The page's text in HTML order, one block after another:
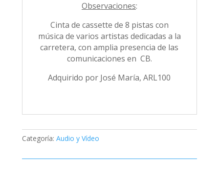
Observaciones:
Cinta de cassette de 8 pistas con
música de varios artistas dedicadas a la
carretera, con amplia presencia de las
comunicaciones en CB.
Adquirido por José María, ARL100
Categoría: Audio y Vídeo